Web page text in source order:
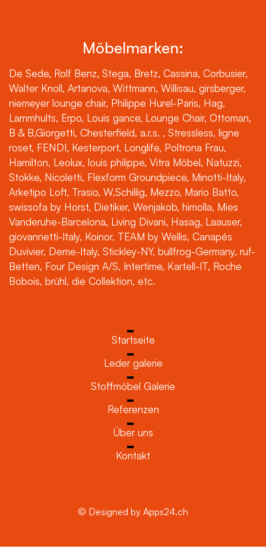
Möbelmarken:
De Sede, Rolf Benz, Stega, Bretz, Cassina, Corbusier,
Walter Knoll, Artanova, Wittmann, Willisau, girsberger,
niemeyer lounge chair, Philippe Hurel-Paris, Hag,
Lammhults, Erpo, Louis gance, Lounge Chair, Ottoman,
B & B,Giorgetti, Chesterfield, a.r.s. , Stressless, ligne
roset, FENDI, Kesterport, Longlife, Poltrona Frau,
Hamilton, Leolux, louis philippe, Vitra Möbel, Natuzzi,
Stokke, Nicoletti, Flexform Groundpiece, Minotti-Italy,
Arketipo Loft, Trasio, W.Schillig, Mezzo, Mario Batto,
swissofa by Horst, Dietiker, Wenjakob, himolla, Mies
Vanderuhe-Barcelona, Living Divani, Hasag, Laauser,
giovannetti-Italy, Koinor, TEAM by Wellis, Canapés
Duvivier, Deme-Italy, Stickley-NY, bullfrog-Germany, ruf-
Betten, Four Design A/S, Intertime, Kartell-IT, Roche
Bobois, brühl, die Collektion, etc.
Startseite
Leder galerie
Stoffmöbel Galerie
Referenzen
Über uns
Kontakt
© Designed by Apps24.ch